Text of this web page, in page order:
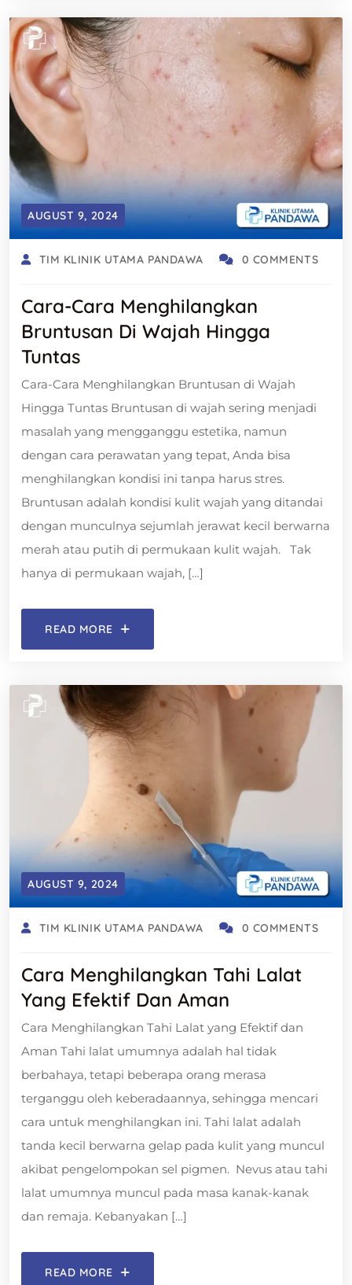
AUGUST 9, 2024
TIM KLINIK UTAMA PANDAWA 0 COMMENTS
Cara-Cara Menghilangkan
Bruntusan Di Wajah Hingga
Tuntas
Cara-Cara Menghilangkan Bruntusan di Wajah
Hingga Tuntas Bruntusan di wajah sering menjadi
masalah yang mengganggu estetika, namun
dengan cara perawatan yang tepat, Anda bisa
menghilangkan kondisi ini tanpa harus stres.
Bruntusan adalah kondisi kulit wajah yang ditandai
dengan munculnya sejumlah jerawat kecil berwarna
merah atau putih di permukaan kulit wajah. Tak
hanya di permukaan wajah, […]
READ MORE
AUGUST 9, 2024
TIM KLINIK UTAMA PANDAWA 0 COMMENTS
Cara Menghilangkan Tahi Lalat
Yang Efektif Dan Aman
Cara Menghilangkan Tahi Lalat yang Efektif dan
Aman Tahi lalat umumnya adalah hal tidak
berbahaya, tetapi beberapa orang merasa
terganggu oleh keberadaannya, sehingga mencari
cara untuk menghilangkan ini. Tahi lalat adalah
tanda kecil berwarna gelap pada kulit yang muncul
akibat pengelompokan sel pigmen. Nevus atau tahi
lalat umumnya muncul pada masa kanak-kanak
dan remaja. Kebanyakan […]
READ MORE